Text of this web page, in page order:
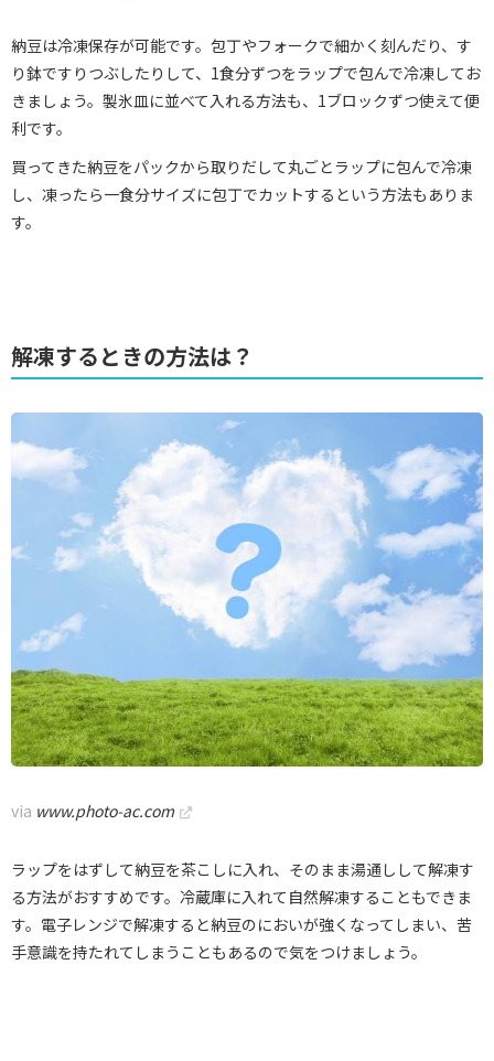
納豆は冷凍保存が可能です。包丁やフォークで細かく刻んだり、す
り鉢ですりつぶしたりして、1食分ずつをラップで包んで冷凍してお
きましょう。製氷皿に並べて入れる方法も、1ブロックずつ使えて便
利です。
買ってきた納豆をパックから取りだして丸ごとラップに包んで冷凍
し、凍ったら一食分サイズに包丁でカットするという方法もありま
す。
解凍するときの方法は？
via www.photo-ac.com
ラップをはずして納豆を茶こしに入れ、そのまま湯通しして解凍す
る方法がおすすめです。冷蔵庫に入れて自然解凍することもできま
す。電子レンジで解凍すると納豆のにおいが強くなってしまい、苦
手意識を持たれてしまうこともあるので気をつけましょう。